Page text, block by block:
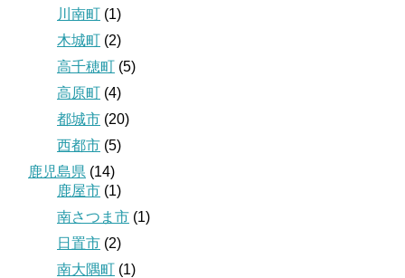
川南町 (1)
木城町 (2)
高千穂町 (5)
高原町 (4)
都城市 (20)
西都市 (5)
鹿児島県 (14)
鹿屋市 (1)
南さつま市 (1)
日置市 (2)
南大隅町 (1)